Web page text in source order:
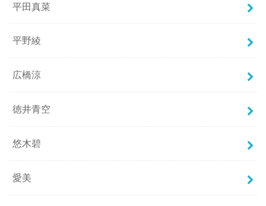
平田真菜
平野綾
広橋涼
徳井青空
悠木碧
愛美